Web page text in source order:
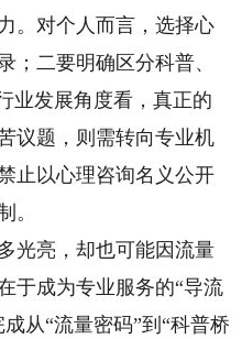
。对个人而言，选择心
；二要明确区分科普、
业发展角度看，真正的
议题，则需转向专业机
止以心理咨询名义公开
。
光亮，却也可能因流量
于成为专业服务的“导流
从“流量密码”到“科普桥